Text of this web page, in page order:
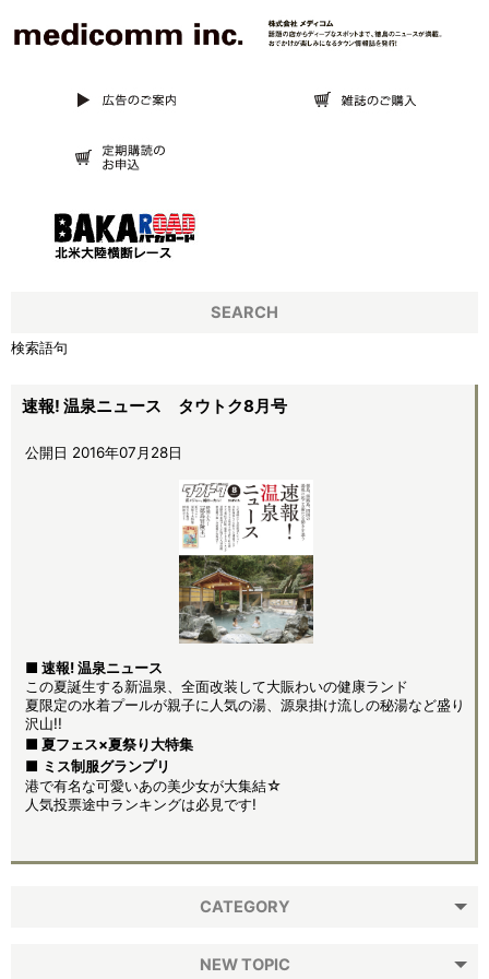
速報! 温泉ニュース タウトク8月号
公開日 2016年07月28日
■ 速報! 温泉ニュース
この夏誕生する新温泉、全面改装して大賑わいの健康ランド
夏限定の水着プールが親子に人気の湯、源泉掛け流しの秘湯など盛り
沢山!!
■ 夏フェス×夏祭り大特集
■ ミス制服グランプリ
港で有名な可愛いあの美少女が大集結☆
人気投票途中ランキングは必見です!
CATEGORY
NEW TOPIC
SEARCH
検索語句